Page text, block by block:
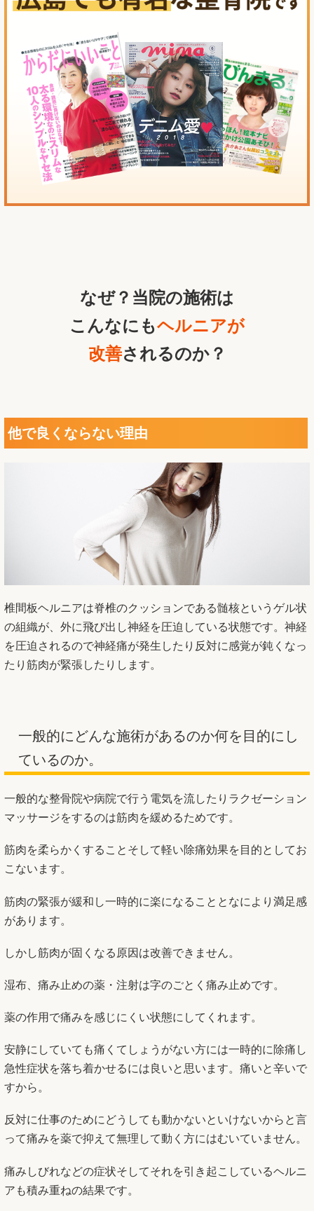
なぜ？当院の施術は
こんなにもヘルニアが
改善されるのか？
他で良くならない理由
椎間板ヘルニアは脊椎のクッションである髄核というゲル状
の組織が、外に飛び出し神経を圧迫している状態です。神経
を圧迫されるので神経痛が発生したり反対に感覚が鈍くなっ
たり筋肉が緊張したりします。
一般的にどんな施術があるのか何を目的にし
ているのか。
一般的な整骨院や病院で行う電気を流したりラクゼーション
マッサージをするのは筋肉を緩めるためです。
筋肉を柔らかくすることそして軽い除痛効果を目的としてお
こないます。
筋肉の緊張が緩和し一時的に楽になることとなにより満足感
があります。
しかし筋肉が固くなる原因は改善できません。
湿布、痛み止めの薬・注射は字のごとく痛み止めです。
薬の作用で痛みを感じにくい状態にしてくれます。
安静にしていても痛くてしょうがない方には一時的に除痛し
急性症状を落ち着かせるには良いと思います。痛いと辛いで
すから。
反対に仕事のためにどうしても動かないといけないからと言
って痛みを薬で抑えて無理して動く方にはむいていません。
痛みしびれなどの症状そしてそれを引き起こしているヘルニ
アも積み重ねの結果です。